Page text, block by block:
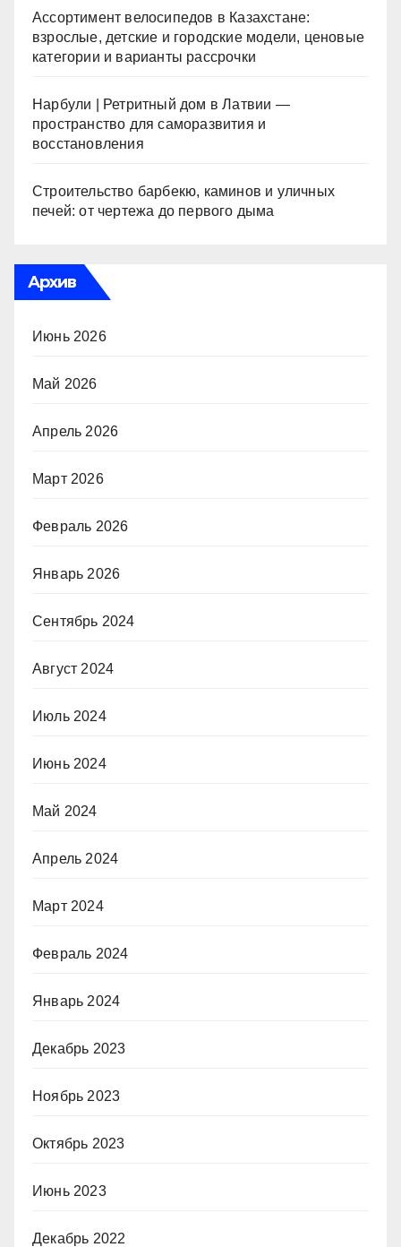
Ассортимент велосипедов в Казахстане:
взрослые, детские и городские модели, ценовые
категории и варианты рассрочки
Нарбули | Ретритный дом в Латвии —
пространство для саморазвития и
восстановления
Строительство барбекю, каминов и уличных
печей: от чертежа до первого дыма
Архив
Июнь 2026
Май 2026
Апрель 2026
Март 2026
Февраль 2026
Январь 2026
Сентябрь 2024
Август 2024
Июль 2024
Июнь 2024
Май 2024
Апрель 2024
Март 2024
Февраль 2024
Январь 2024
Декабрь 2023
Ноябрь 2023
Октябрь 2023
Июнь 2023
Декабрь 2022